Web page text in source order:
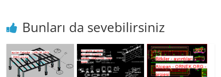
Bunları da sevebilirsiniz